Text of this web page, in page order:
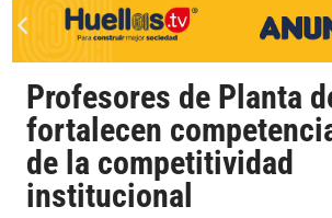
Profesores de Planta
fortalecen
de la competitividad
institucional